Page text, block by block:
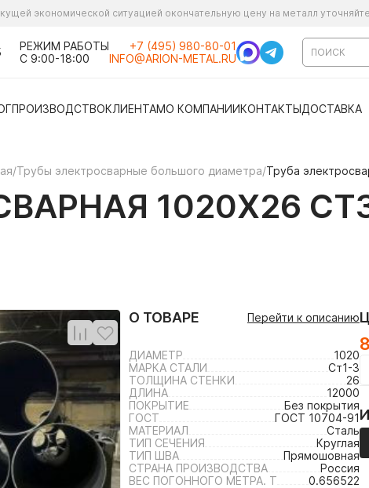
экономической ситуацией окончательную цену на металл
РЕЖИМ РАБОТЫ
С 9:00-18:00
+7 (495) 980-80-01
INFO@ARION-METAL.RU
ПРОИЗВОДСТВОКЛИЕНТАМО КОМПАНИИКОНТАКТЫДОСТАВКА
/Трубы электросварные большого диаметра/Труба
1020Х26
О ТОВАРЕ Перейти к описанию
ДИАМЕТР
1020
МАРКА СТАЛИ
Ст1-3
ТОЛЩИНА СТЕНКИ
26
ДЛИНА
12000
ПОКРЫТИЕ
Без покрытия
ГОСТ
ГОСТ 10704-91
МАТЕРИАЛ
Сталь
ТИП СЕЧЕНИЯ
Круглая
ТИП ШВА
Прямошовная
СТРАНА ПРОИЗВОДСТВА
Россия
ВЕС ПОГОННОГО МЕТРА. Т
0.656522